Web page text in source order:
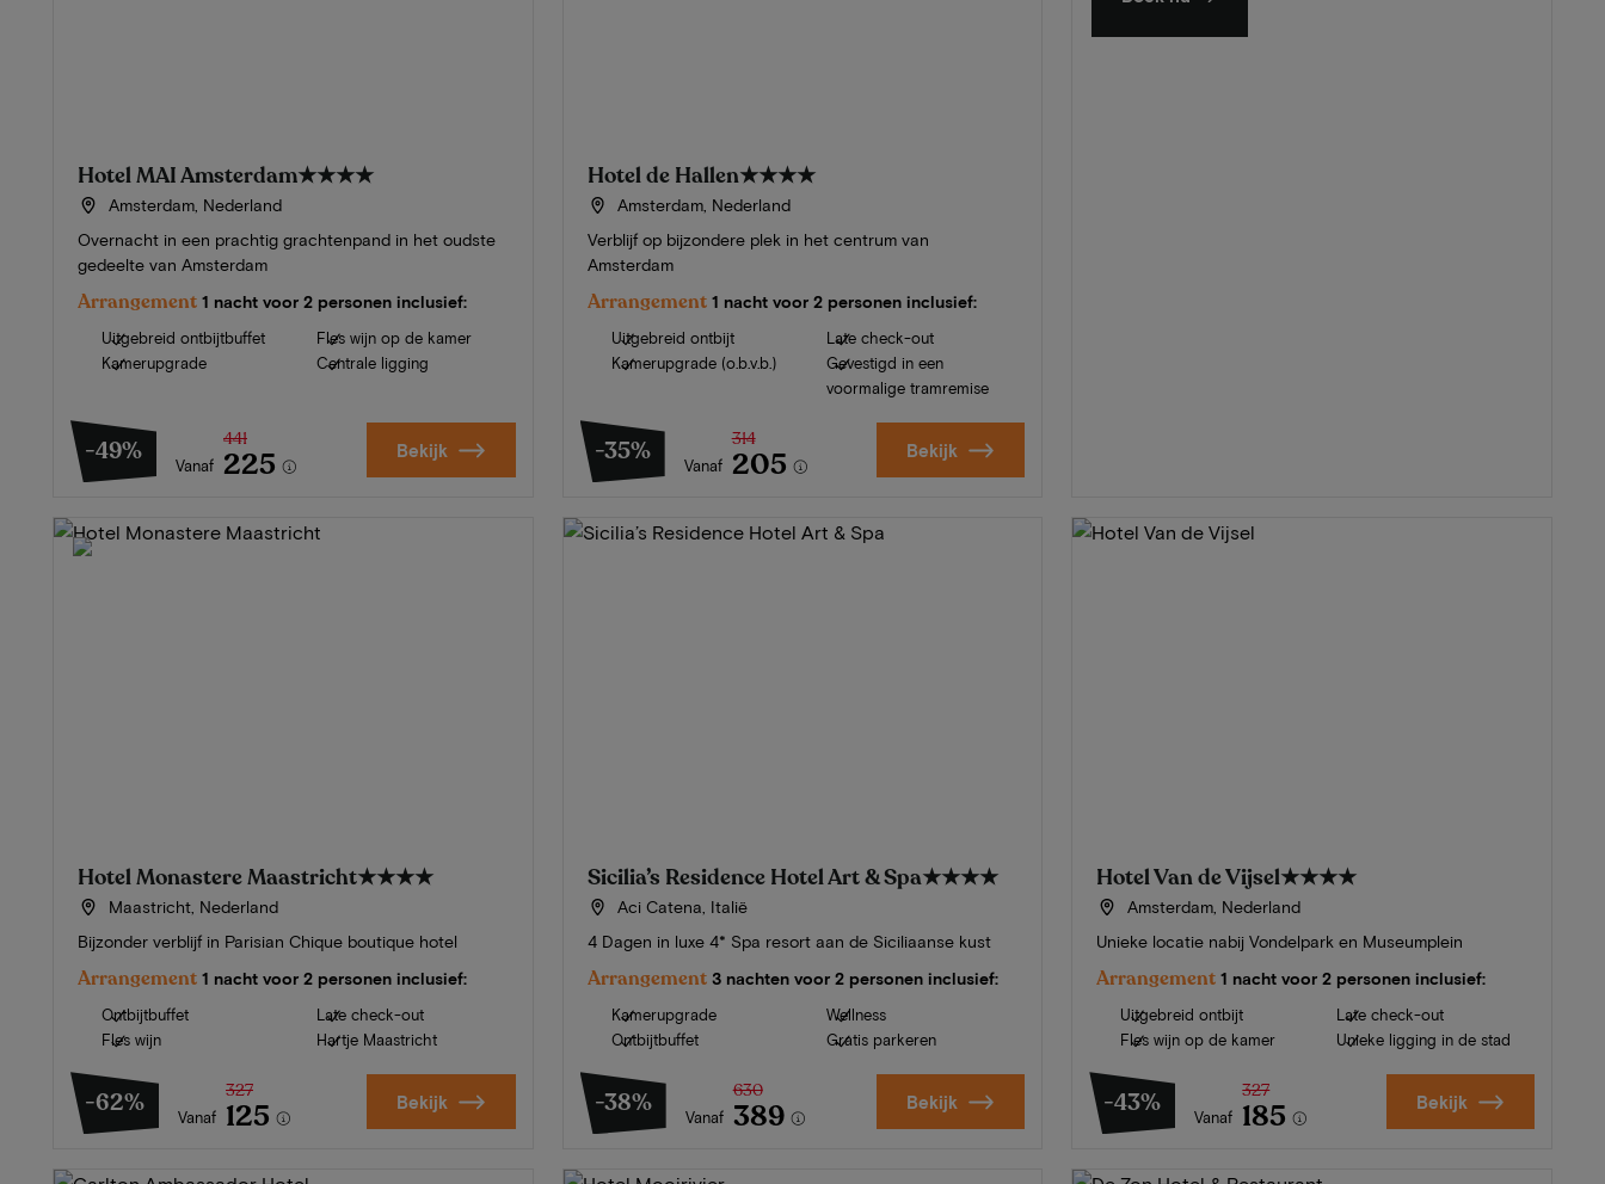
Hotel MAI Amsterdam★★★★
Amsterdam, Nederland
Overnacht in een prachtig grachtenpand in het oudste
gedeelte van Amsterdam
Arrangement 1 nacht voor 2 personen inclusief:
Uitgebreid ontbijtbuffet
Kamerupgrade
Fles wijn op de kamer
Centrale ligging
-49% Vanaf
441
225 Bekijk
Hotel de Hallen★★★★
Amsterdam, Nederland
Verblijf op bijzondere plek in het centrum van
Amsterdam
Arrangement 1 nacht voor 2 personen inclusief:
Uitgebreid ontbijt
Kamerupgrade (o.b.v.b.)
Late check-out
Gevestigd in een
voormalige tramremise
-35% Vanaf
314
205 Bekijk
Hotel Monastere Maastricht★★★★
Maastricht, Nederland
Bijzonder verblijf in Parisian Chique boutique hotel
Arrangement 1 nacht voor 2 personen inclusief:
Ontbijtbuffet
Fles wijn
Late check-out
Hartje Maastricht
-62% Vanaf
327
125 Bekijk
Sicilia’s Residence Hotel Art & Spa★★★★
Aci Catena, Italië
4 Dagen in luxe 4* Spa resort aan de Siciliaanse kust
Arrangement 3 nachten voor 2 personen inclusief:
Kamerupgrade
Ontbijtbuffet
Wellness
Gratis parkeren
-38% Vanaf
630
389 Bekijk
Hotel Van de Vijsel★★★★
Amsterdam, Nederland
Unieke locatie nabij Vondelpark en Museumplein
Arrangement 1 nacht voor 2 personen inclusief:
Uitgebreid ontbijt
Fles wijn op de kamer
Late check-out
Unieke ligging in de stad
-43% Vanaf
327
185 Bekijk